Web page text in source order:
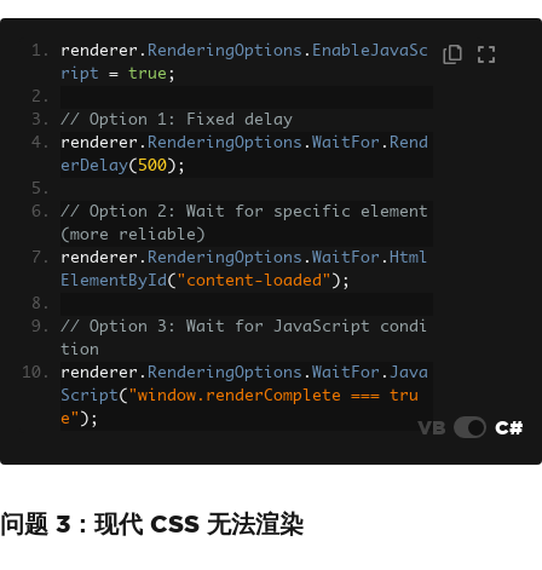
renderer . RenderingOptions . EnableJavaSc
ript
= true ;
// Option 1: Fixed delay
renderer . RenderingOptions . WaitFor . Rend
erDelay( 500 );
// Option 2: Wait for specific element
(more reliable)
renderer . RenderingOptions . WaitFor . Html
ElementById ( "content-loaded" );
// Option 3: Wait for JavaScript condi
tion
renderer . RenderingOptions . WaitFor . Java
Script( "window.renderComplete === tru
e" ); VB C#
问题 3：现代 CSS 无法渲染